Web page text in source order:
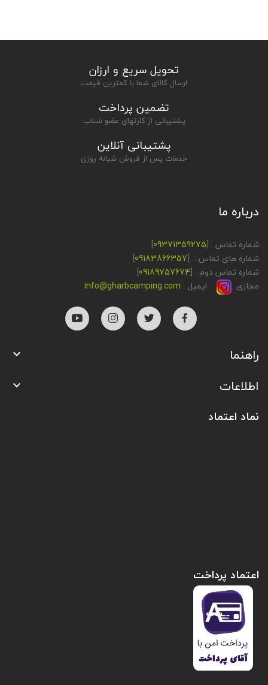
تحویل سریع و ارزان
ارسال کالای شما با کمترین قیمت
تضمین پرداخت
پشتیبانی از کارتهای عضو شتاب
پشتیبانی آنلاین
خدمات پس از فروش شبانه روزی
درباره ما
شماره تماس : [09371359275
]
شماره های تماس : [09183866357
]
شماره تماس دوم : [09189757674
]
مجازی
ایمیل : info@gharbcamping.com
راهنما 
اطلاعات 
نماد اعتماد
اعتماد پرداخت